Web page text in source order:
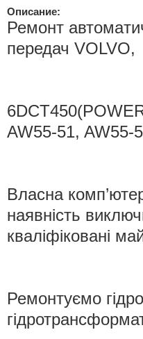
Описание:
Ремонт автомат
передач VOLVO,
AW55-51, AW55-
Власна
наявність
кваліфіковані
Ремонтуємо